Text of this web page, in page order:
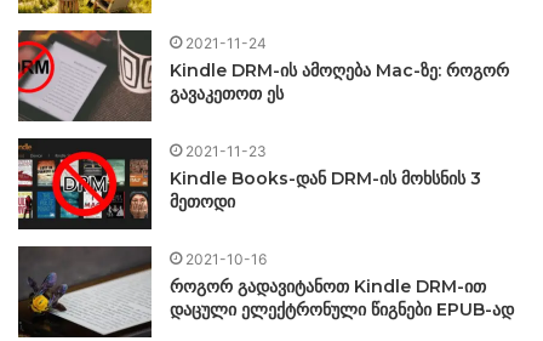
2021-11-24
Kindle DRM-ის ამოღება Mac-ზე: როგორ
გავაკეთოთ ეს
2021-11-23
Kindle Books-დან DRM-ის მოხსნის 3
მეთოდი
2021-10-16
როგორ გადავიტანოთ Kindle DRM-ით
დაცული ელექტრონული წიგნები EPUB-ად